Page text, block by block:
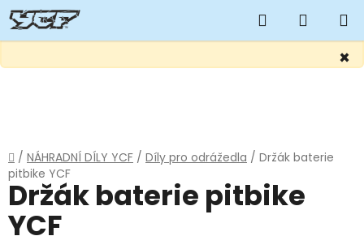
×
Hledat
KOŠÍK
Domů
/ NÁHRADNÍ DÍLY YCF / Díly pro odrážedla / Držák baterie
pitbike YCF
Držák baterie pitbike
YCF